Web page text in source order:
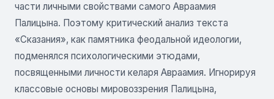
части личными свойствами самого Авраамия
Палицына. Поэтому критический анализ текста
«Сказания», как памятника феодальной идеологии,
подменялся психологическими этюдами,
посвященными личности келаря Авраамия. Игнорируя
классовые основы мировоззрения Палицына,